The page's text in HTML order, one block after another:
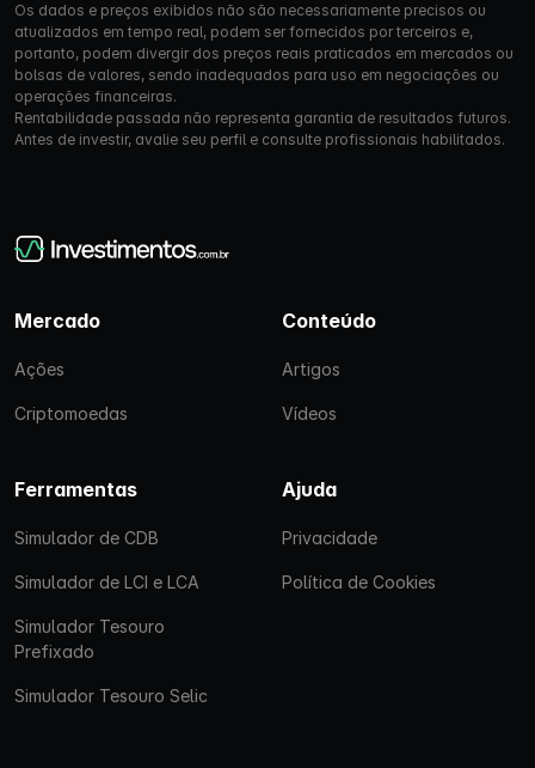
Os dados e preços exibidos não são necessariamente precisos ou
atualizados em tempo real, podem ser fornecidos por terceiros e,
portanto, podem divergir dos preços reais praticados em mercados ou
bolsas de valores, sendo inadequados para uso em negociações ou
operações financeiras.
Rentabilidade passada não representa garantia de resultados futuros.
Antes de investir, avalie seu perfil e consulte profissionais habilitados.
Mercado
Ações
Criptomoedas
Conteúdo
Artigos
Vídeos
Ferramentas
Simulador de CDB
Simulador de LCI e LCA
Simulador Tesouro
Prefixado
Simulador Tesouro Selic
Ajuda
Privacidade
Política de Cookies